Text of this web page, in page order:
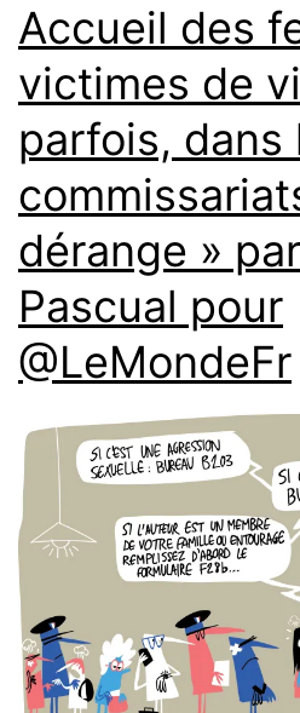
Accueil des
victimes de
parfois, dans
dérange »
Pascual pour
@LeMondeFr